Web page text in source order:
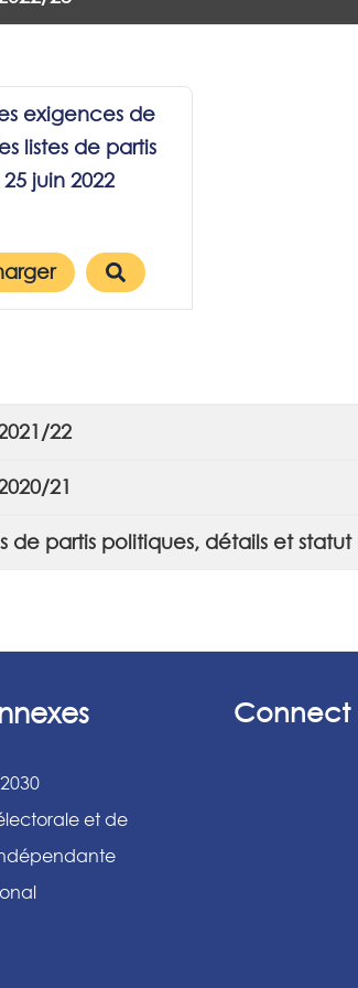
exigences de
listes de partis
juin 2022
22
21
de partis politiques, détails et
et de
Connect